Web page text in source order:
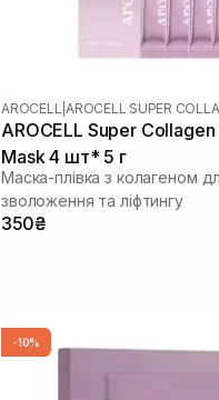
AROCELL AROCELL SUPER
AROCELL Super
Mask 4 шт* 5 г
Маска-плівка з колагеном
зволоження та ліфтингу
350₴
-10%